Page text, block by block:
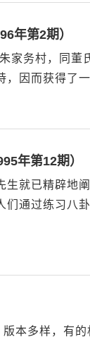
年第2期）
家务村，同董
因而获得了
年第12期）
就已精辟地
通过练习八
本多样，有